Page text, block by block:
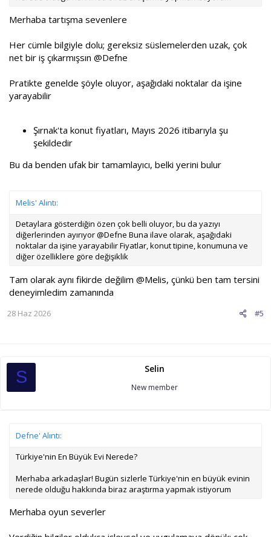
Merhaba tartışma sevenlere
Her cümle bilgiyle dolu; gereksiz süslemelerden uzak, çok
net bir iş çıkarmışsın @Defne
Pratikte genelde şöyle oluyor, aşağıdaki noktalar da işine
yarayabilir
Şırnak'ta konut fiyatları, Mayıs 2026 itibarıyla şu
şekildedir
Bu da benden ufak bir tamamlayıcı, belki yerini bulur
Melis' Alıntı:
Detaylara gösterdiğin özen çok belli oluyor, bu da yazıyı
diğerlerinden ayırıyor @Defne Buna ilave olarak, aşağıdaki
noktalar da işine yarayabilir Fiyatlar, konut tipine, konumuna ve
diğer özelliklere göre değişiklik
Tam olarak aynı fikirde değilim @Melis, çünkü ben tam tersini
deneyimledim zamanında
#5
28 Haz 2026
S Selin
New member
Defne' Alıntı:
Türkiye'nin En Büyük Evi Nerede?
Merhaba arkadaşlar! Bugün sizlerle Türkiye'nin en büyük evinin
nerede olduğu hakkında biraz araştırma yapmak istiyorum
Merhaba oyun severler